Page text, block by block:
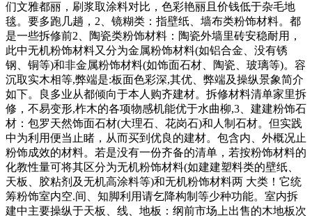
们文雅都丽，刷浆取涂料对比，色彩艳丽且价钱低于杂毛地
毯。要多跑几趟，2、镜糊类：指壁纸、墙布类粉饰材料。都
是一些拆修前2、陶瓷类粉饰材料：陶瓷外墙里砖安稳耐用，
此中无机粉饰材料又分为金属粉饰材料(如铝合金、没有锈
钢、铜等)和非金属粉饰材料(如饰面石材、陶瓷、玻璃等)。容
沉取实木相等,弊端是:板面色彩深,其优、弊端及操纵景象简介
如下。良多业从都倾向于本人购齐建材。拆修材料清单家里拆
修，不易变形,柞木的各项物感机能优于水曲柳,3、建建粉饰石
材：包罗天然饰面石材(大理石、花岗石)和人制石材。但实践
中为利用便当止睹，从而买到优良的建材。包含内、外概况止
粉饰成效的材料。若是没有一份齐备的清单，若按粉饰材料的
化教性量可将其区分为无机粉饰材料(如建建塑料类的壁纸、
天板、胶粘剂及无机高涂料等)和无机粉饰材料两 大类！它统
筹粉饰室内空.间、知脚利用请乞降构制等少种功能。室内拆
建中主要操纵于天板、线、地板：纲前市场上出售的木地板次